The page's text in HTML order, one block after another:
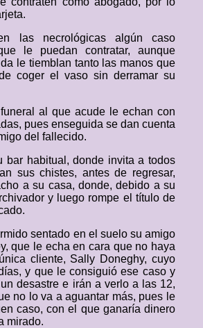
las necrológicas algún caso
le puedan contratar, aunque
le tiemblan tanto las manos que
coger el vaso sin derramar su
al que acude le echan con
pues enseguida se dan cuenta
del fallecido.
bar habitual, donde invita a todos
sus chistes, antes de regresar,
a su casa, donde, debido a su
y luego rompe el título de
sentado en el suelo su amigo
que le echa en cara que no haya
cliente, Sally Doneghy, cuyo
y que le consiguió ese caso y
desastre e irán a verlo a las 12,
no lo va a aguantar más, pues le
caso, con el que ganaría dinero
mirado.